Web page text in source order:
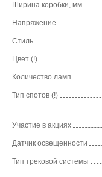
Ширина коробки, мм
Напряжение
Стиль
Цвет (!)
Количество ламп
Тип спотов (!)
Участие в акциях
Датчик освещенности
Тип трековой системы